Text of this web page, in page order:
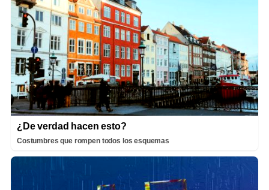
¿De verdad hacen esto?
Costumbres que rompen todos los esquemas